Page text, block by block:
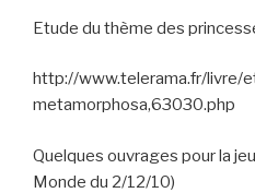
Etude du thème des
http://www.telerama.fr/livre/
metamorphosa,63030.php
Quelques ouvrages pour la
Monde du 2/12/10)